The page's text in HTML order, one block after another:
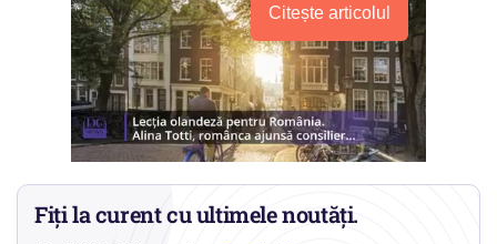
Citește articolul
Fiți la curent cu ultimele noutăți.